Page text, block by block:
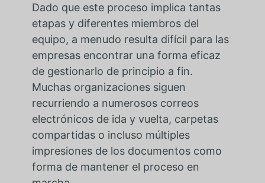
Dado que este proceso implica tantas
etapas y diferentes miembros del
equipo, a menudo resulta difícil para las
empresas encontrar una forma eficaz
de gestionarlo de principio a fin.
Muchas organizaciones siguen
recurriendo a numerosos correos
electrónicos de ida y vuelta, carpetas
compartidas o incluso múltiples
impresiones de los documentos como
forma de mantener el proceso en